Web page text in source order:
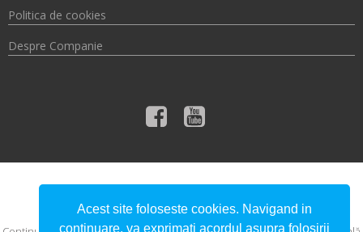
Politica de cookies
Despre Companie
© 2026 Compania de Apă Someș S.A.
Acest site foloseste cookies. Navigand in
continuare, va exprimati acordul asupra folosirii